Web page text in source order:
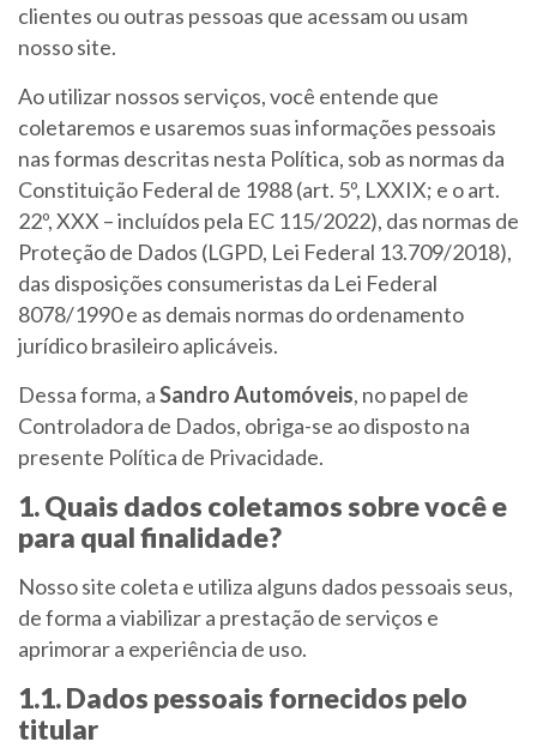
clientes ou outras pessoas que acessam ou usam
nosso site.
Ao utilizar nossos serviços, você entende que
coletaremos e usaremos suas informações pessoais
nas formas descritas nesta Política, sob as normas da
Constituição Federal de 1988 (art. 5º, LXXIX; e o art.
22º, XXX – incluídos pela EC 115/2022), das normas de
Proteção de Dados (LGPD, Lei Federal 13.709/2018),
das disposições consumeristas da Lei Federal
8078/1990 e as demais normas do ordenamento
jurídico brasileiro aplicáveis.
Dessa forma, aSandro Automóveis, no papel de
Controladora de Dados, obriga-se ao disposto na
presente Política de Privacidade.
1. Quais dados coletamos sobre você e
para qual finalidade?
Nosso site coleta e utiliza alguns dados pessoais seus,
de forma a viabilizar a prestação de serviços e
aprimorar a experiência de uso.
1.1. Dados pessoais fornecidos pelo
titular